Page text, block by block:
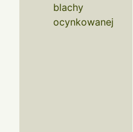
blachy
ocynkowanej